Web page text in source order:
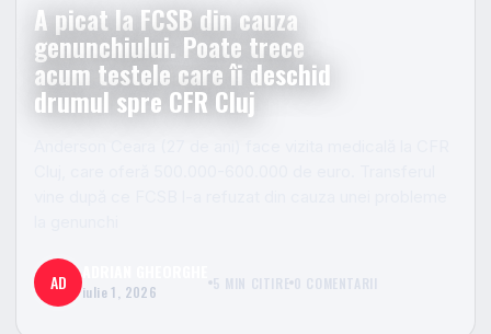
A picat la FCSB din cauza
genunchiului. Poate trece
acum testele care îi deschid
drumul spre CFR Cluj
AD iulie 1, 2026 5 MIN CITIRE 0 COMENTARII